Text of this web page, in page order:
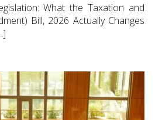
What the Taxation and
Bill, 2026 Actually Changes